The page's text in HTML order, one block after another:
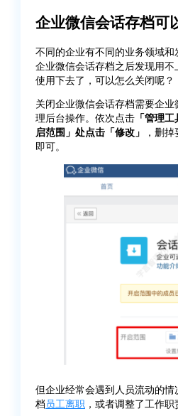
企业微信会话存档可
不同的企业有不同的业务领域
企业微信会话存档之后发现用
使用下去了，可以怎么关闭呢？
关闭企业微信会话存档需要企
理后台操作。依次点击 「管理
启范围」处点击「修改」
，删
即可。
但企业经常会遇到人员流动的
档员工离职 ，或者调整了工作